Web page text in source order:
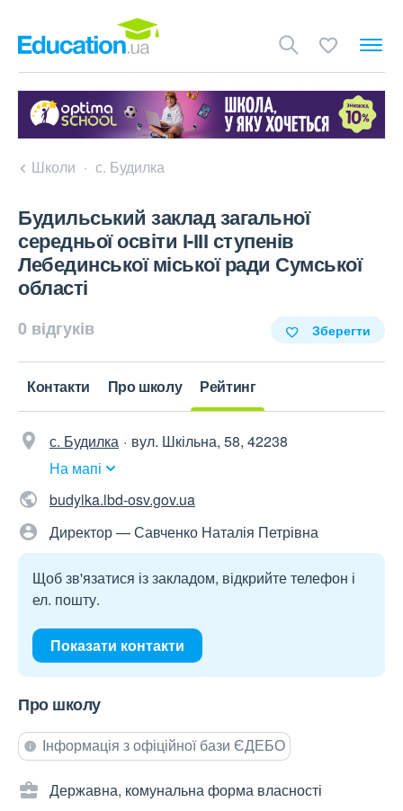
Школи с. Будилка
Будильський заклад загальної
середньої освіти І-ІІІ ступенів
Лебединської міської ради Сумської
області
0 відгуків Зберегти
Контакти Про школу Рейтинг
с. Будилка
вул. Шкільна, 58, 42238
На мапі
budylka.lbd-osv.gov.ua
Директор — Савченко Наталія Петрівна
Щоб зв'язатися із закладом, відкрийте телефон і
ел. пошту.
Показати контакти
Про школу
Інформація з офіційної бази ЄДЕБО
Державна, комунальна форма власності